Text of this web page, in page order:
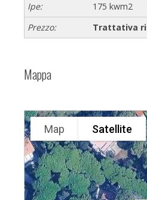
Ipe:
175 kwm2
Prezzo:
Trattativa
Mappa
Map Satellite